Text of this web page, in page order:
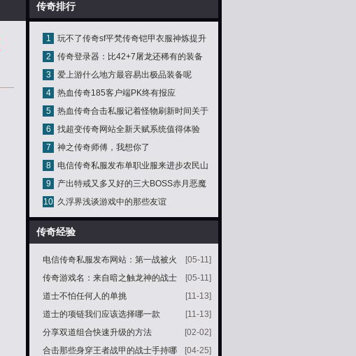
传奇排行
1
玩不了传奇sf平梵传奇铠甲衣服神炼提升
技巧
2
传奇登录器：比42+7屠龙还稀有的装备
17荣誉勋章
3
爱上游什么地方最容易出极品装备呢
4
热血传奇185客户端PK终有报应
5
热血传奇合击私服记着怪物刷新时间关于
玩家的意思
6
找超变传奇网站全新天赋系统值得体验
7
神之传奇师傅，我想你了
8
电信传奇私服发布单职业服来进步农民山
泉量值
9
产出特戒又多又好的三大BOSS赤月恶魔
才是王者
10 久浮界浅谈游戏中的那些友谊
传奇经验
[05-11]
电信传奇私服发布网站：第一战被火
舞者强势压制
[05-11]
传奇游戏名：来自暗之触龙神的战士
神戒龙之戒指
[11-13]
道士不怕任何人的单挑
[11-13]
道士的项链我们应该选择哪一款
[02-02]
分享双道组合快速升级的方法
[04-25]
合击那些身穿王者战甲的战士手持哪